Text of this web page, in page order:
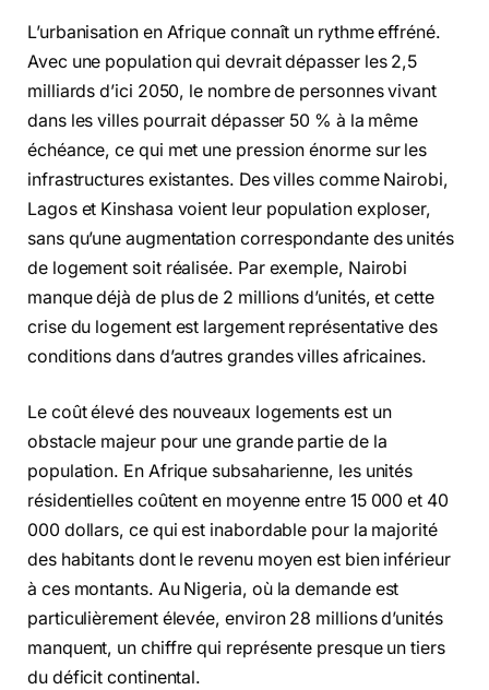
L’urbanisation en Afrique connaît un rythme effréné.
Avec une population qui devrait dépasser les 2,5
milliards d’ici 2050, le nombre de personnes vivant
dans les villes pourrait dépasser 50 % à la même
échéance, ce qui met une pression énorme sur les
infrastructures existantes. Des villes comme Nairobi,
Lagos et Kinshasa voient leur population exploser,
sans qu’une augmentation correspondante des unités
de logement soit réalisée. Par exemple, Nairobi
manque déjà de plus de 2 millions d’unités, et cette
crise du logement est largement représentative des
conditions dans d’autres grandes villes africaines.
Le coût élevé des nouveaux logements est un
obstacle majeur pour une grande partie de la
population. En Afrique subsaharienne, les unités
résidentielles coûtent en moyenne entre 15 000 et 40
000 dollars, ce qui est inabordable pour la majorité
des habitants dont le revenu moyen est bien inférieur
à ces montants. Au Nigeria, où la demande est
particulièrement élevée, environ 28 millions d’unités
manquent, un chiffre qui représente presque un tiers
du déficit continental.